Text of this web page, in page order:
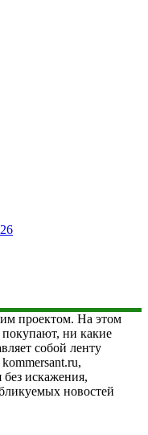
проектом. На этом
покупают, ни какие
собой ленту
искажения,
новостей